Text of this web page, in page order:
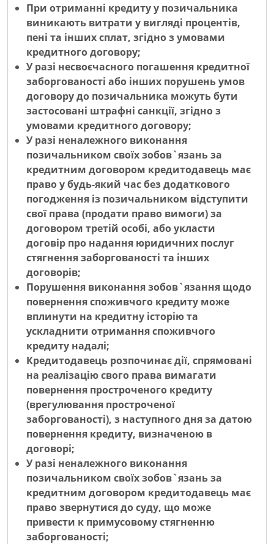
При отриманні кредиту у позичальника
виникають витрати у вигляді процентів,
пені та інших сплат, згідно з умовами
кредитного договору;
У разі несвоєчасного погашення кредитної
заборгованості або інших порушень умов
договору до позичальника можуть бути
застосовані штрафні санкції, згідно з
умовами кредитного договору;
У разі неналежного виконання
позичальником своїх зобов`язань за
кредитним договором кредитодавець має
право у будь-який час без додаткового
погодження із позичальником відступити
свої права (продати право вимоги) за
договором третій особі, або укласти
договір про надання юридичних послуг
стягнення заборгованості та інших
договорів;
Порушення виконання зобов`язання щодо
повернення споживчого кредиту може
вплинути на кредитну історію та
ускладнити отримання споживчого
кредиту надалі;
Кредитодавець розпочинає дії, спрямовані
на реалізацію свого права вимагати
повернення простроченого кредиту
(врегулювання простроченої
заборгованості), з наступного дня за датою
повернення кредиту, визначеною в
договорі;
У разі неналежного виконання
позичальником своїх зобов`язань за
кредитним договором кредитодавець має
право звернутися до суду, що може
привести к примусовому стягненню
заборгованості;